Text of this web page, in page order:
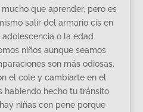
mucho que aprender, pero es
salir del armario cis en
adolescencia o la edad
niños aunque seamos
son más odiosas.
el cole y cambiarte en el
habiendo hecho tu tránsito
niñas con pene porque